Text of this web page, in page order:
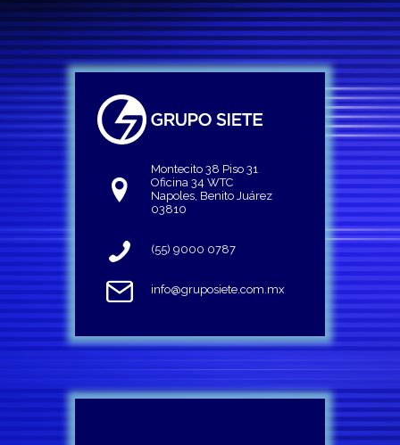
Montecito 38 Piso 31
Oficina 34 WTC
Napoles, Benito Juárez
03810
(55) 9000 0787
info@gruposiete.com.mx